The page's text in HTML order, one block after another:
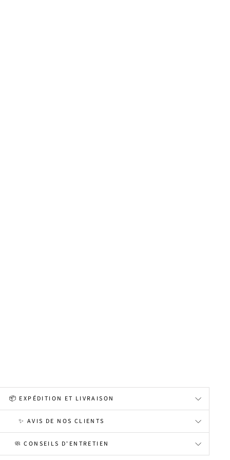
📦 EXPÉDITION ET LIVRAISON
✨ AVIS DE NOS CLIENTS
🧼 CONSEILS D'ENTRETIEN